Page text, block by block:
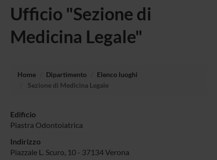
Ufficio "Sezione di
Medicina Legale"
Home Dipartimento
Elenco luoghi
Sezione di Medicina Legale
Edificio
Piastra Odontoiatrica
Indirizzo
Piazzale L. Scuro, 10 - 37134 Verona